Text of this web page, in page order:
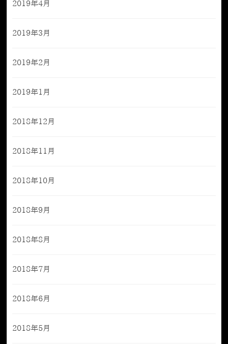
2019年4月
2019年3月
2019年2月
2019年1月
2018年12月
2018年11月
2018年10月
2018年9月
2018年8月
2018年7月
2018年6月
2018年5月